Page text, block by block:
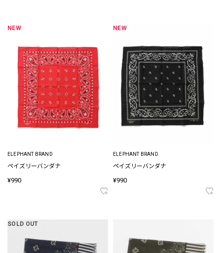
NEW
ELEPHANT BRAND
ペイズリーバンダナ
¥990
NEW
ELEPHANT BRAND
ペイズリーバンダナ
¥990
SOLD OUT